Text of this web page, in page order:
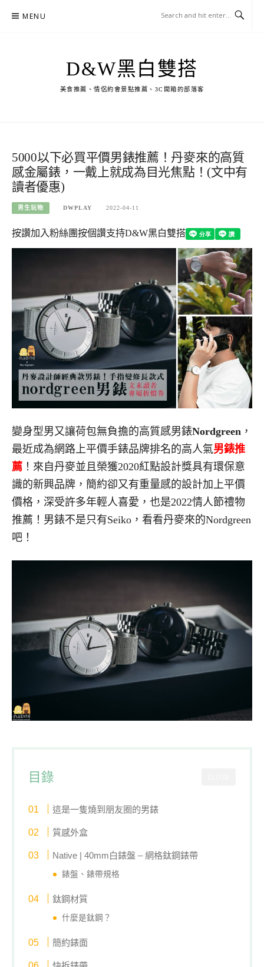
MENU
D&W黑白雙搭
美食推薦、情侶約會景點推薦、3C開箱的部落客
5000以下必買平價男錶推薦！丹麥來的高質
感金屬錶，一戴上就成為目光焦點！(文中有
讀者優惠)
男生玩物 DWPLAY 2022-04-11
按讚加入粉絲團按個讚支持D&W黑白雙搭
變身型男又讓荷包無負擔的高質感男錶Nordgreen ，
最近成為網路上平價手錶品牌排名的高人氣男錶推
薦 ！來自丹麥並且榮獲2020紅點設計獎具有環保意
識的新興品牌，簡約卻又有重量感的設計加上平價
價格，深受許多年輕人喜愛，也是2022情人節禮物
推薦！男錶不是只有Seiko，看看丹麥來的Nordgreen
吧！
目錄
這是一隻燒到朋友圈的男錶
質感外盒
Native | 40mm白錶盤 – 網格鈦鋼錶帶
錶盤、錶帶規格
鈦鋼材質
什麼是鈦鋼？
簡約錶面